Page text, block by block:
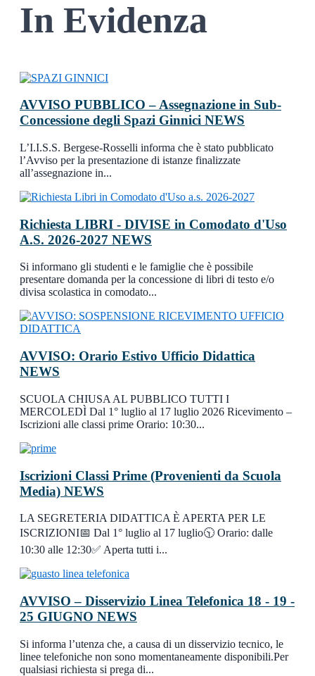
In Evidenza
AVVISO PUBBLICO – Assegnazione in Sub-
Concessione degli Spazi Ginnici NEWS
L’I.I.S.S. Bergese-Rosselli informa che è stato pubblicato
l’Avviso per la presentazione di istanze finalizzate
all’assegnazione in...
Richiesta LIBRI - DIVISE in Comodato d'Uso
A.S. 2026-2027 NEWS
Si informano gli studenti e le famiglie che è possibile
presentare domanda per la concessione di libri di testo e/o
divisa scolastica in comodato...
AVVISO: Orario Estivo Ufficio Didattica
NEWS
SCUOLA CHIUSA AL PUBBLICO TUTTI I
MERCOLEDÌ Dal 1° luglio al 17 luglio 2026 Ricevimento –
Iscrizioni alle classi prime Orario: 10:30...
Iscrizioni Classi Prime (Provenienti da Scuola
Media) NEWS
LA SEGRETERIA DIDATTICA È APERTA PER LE
ISCRIZIONI📅 Dal 1° luglio al 17 luglio🕥 Orario: dalle
10:30 alle 12:30✅ Aperta tutti i...
AVVISO – Disservizio Linea Telefonica 18 - 19 -
25 GIUGNO NEWS
Si informa l’utenza che, a causa di un disservizio tecnico, le
linee telefoniche non sono momentaneamente disponibili.Per
qualsiasi richiesta si prega di...